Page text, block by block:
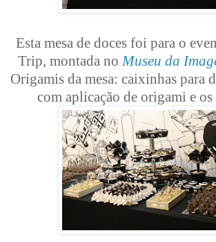
Esta mesa de doces foi para o
Trip, montada no Museu da
Origamis da mesa: caixinhas para
com aplicação de origami e